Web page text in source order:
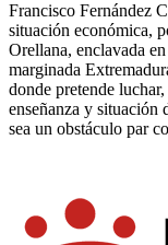
Francisco Fernández
situación económica,
Orellana, enclavada
marginada
donde pretende
enseñanza y situación
sea un obstáculo par